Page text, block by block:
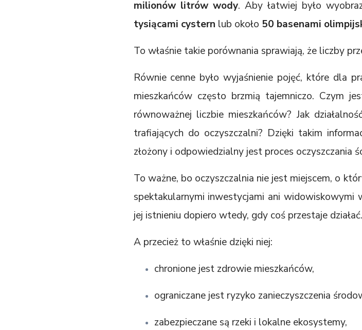
milionów litrów wody. Aby łatwiej było
tysiącami cystern lub około 50 basenami
To właśnie takie porównania sprawiają, że liczby
Równie cenne było wyjaśnienie pojęć, które dla
mieszkańców często brzmią tajemniczo. Czym
równoważnej liczbie mieszkańców? Jak
trafiających do oczyszczalni? Dzięki takim
złożony i odpowiedzialny jest proces oczyszczania
To ważne, bo oczyszczalnia nie jest miejscem, o
spektakularnymi inwestycjami ani widowiskowymi
jej istnieniu dopiero wtedy, gdy coś przestaje działać.
A przecież to właśnie dzięki niej:
chronione jest zdrowie mieszkańców,
ograniczane jest ryzyko zanieczyszczenia
zabezpieczane są rzeki i lokalne ekosystemy,